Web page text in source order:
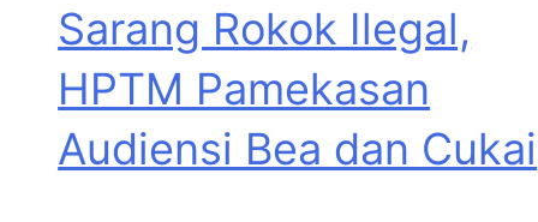
Sarang Rokok Ilegal,
HPTM Pamekasan
Audiensi Bea dan Cukai